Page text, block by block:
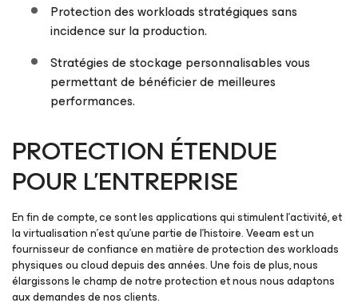
Protection des workloads stratégiques sans
incidence sur la production.
Stratégies de stockage personnalisables vous
permettant de bénéficier de meilleures
performances.
PROTECTION ÉTENDUE
POUR L’ENTREPRISE
En fin de compte, ce sont les applications qui stimulent l’activité, et
la virtualisation n’est qu’une partie de l’histoire. Veeam est un
fournisseur de confiance en matière de protection des workloads
physiques ou cloud depuis des années. Une fois de plus, nous
élargissons le champ de notre protection et nous nous adaptons
aux demandes de nos clients.